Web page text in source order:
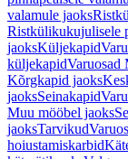
valamule jaoks
Ristkülikukujulisele
jaoksKüljekapid
küljekapidVaruosad
Kõrgkapid jaoks
jaoksSeinakapid
Muu mööbel jaoks
jaoksTarvikud
hoiustamiskarbid